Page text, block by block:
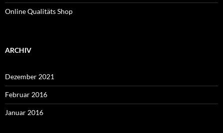
Online Qualitäts Shop
ARCHIV
Dezember 2021
Februar 2016
Januar 2016